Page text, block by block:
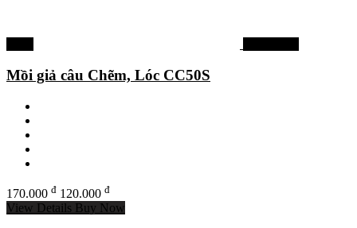
Mồi giả câu Chẽm, Lóc CC50S
170.000 đ 120.000 đ
View Details Buy Now